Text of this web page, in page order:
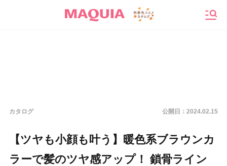
カタログ 公開日： 2024.02.15
【ツヤも小顔も叶う】暖色系ブラウンカ
ラーで髪のツヤ感アップ！ 鎖骨ライン